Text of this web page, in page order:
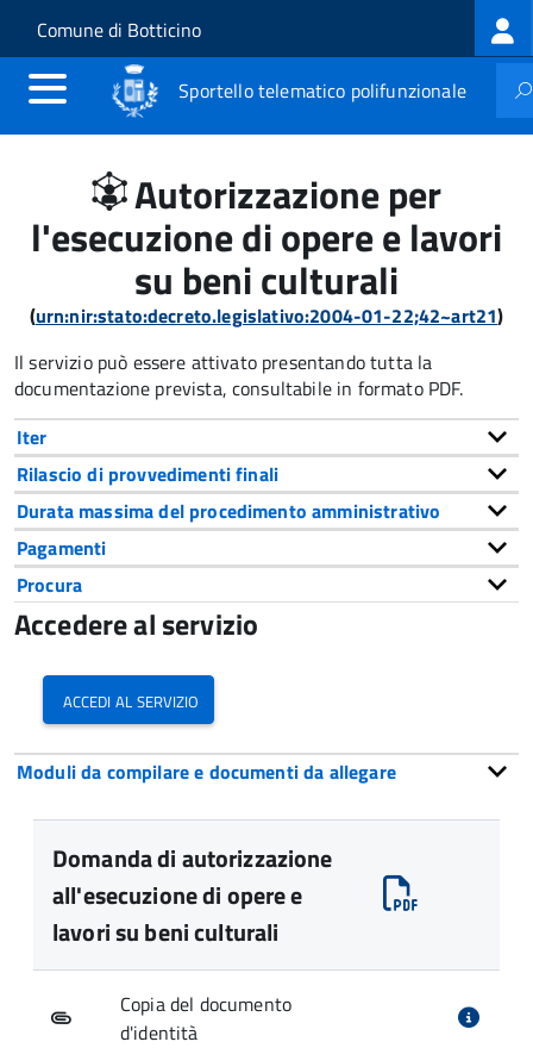
Salta al contenuto principale
Skip to site navigation
Comune di Botticino
Sportello telematico polifunzionale
Autorizzazione per
l'esecuzione di opere e lavori
su beni culturali
(urn:nir:stato:decreto.legislativo:2004-01-22;42~art21)
Il servizio può essere attivato presentando tutta la
documentazione prevista, consultabile in formato PDF.
Iter
Rilascio di provvedimenti finali
Durata massima del procedimento amministrativo
Pagamenti
Procura
Accedere al servizio
accedi al servizio
Moduli da compilare e documenti da allegare
Domanda di autorizzazione
all'esecuzione di opere e
lavori su beni culturali
Copia del documento
d'identità